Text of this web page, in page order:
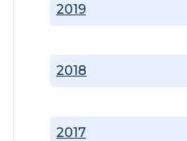
2017
2018
2019